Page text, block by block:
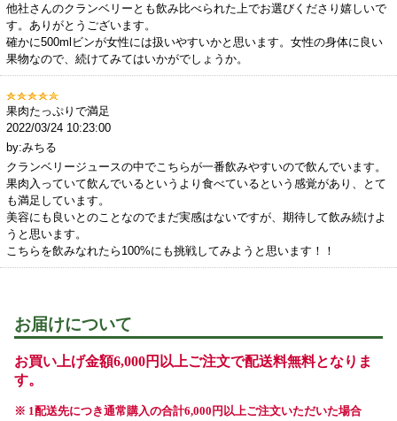
他社さんのクランベリーとも飲み比べられた上でお選びくださり嬉しいで
す。ありがとうございます。
確かに500mlビンが女性には扱いやすいかと思います。女性の身体に良い
果物なので、続けてみてはいかがでしょうか。
果肉たっぷりで満足
2022/03/24 10:23:00
by:みちる
クランベリージュースの中でこちらが一番飲みやすいので飲んでいます。
果肉入っていて飲んでいるというより食べているという感覚があり、とて
も満足しています。
美容にも良いとのことなのでまだ実感はないですが、期待して飲み続けよ
うと思います。
こちらを飲みなれたら100%にも挑戦してみようと思います！！